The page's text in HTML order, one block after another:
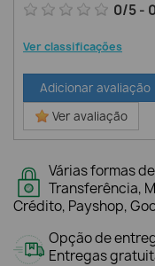
0/5- 0
Ver classificações
Adicionar avaliação
Ver avaliação
Várias formas
Transferência,
Crédito, Payshop,
Opção de
Entregas